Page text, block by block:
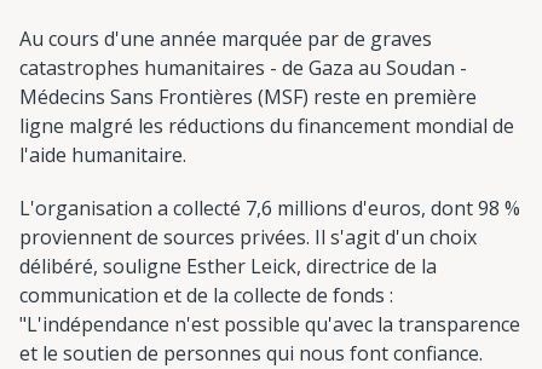
Au cours d'une année marquée par de graves
catastrophes humanitaires - de Gaza au Soudan -
Médecins Sans Frontières (MSF) reste en première
ligne malgré les réductions du financement mondial de
l'aide humanitaire.
L'organisation a collecté 7,6 millions d'euros, dont 98 %
proviennent de sources privées. Il s'agit d'un choix
délibéré, souligne Esther Leick, directrice de la
communication et de la collecte de fonds :
"L'indépendance n'est possible qu'avec la transparence
et le soutien de personnes qui nous font confiance.